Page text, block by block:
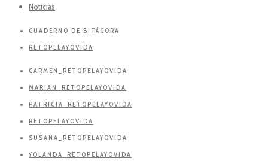
Noticias
CUADERNO DE BITÁCORA
RETOPELAYOVIDA
CARMEN_RETOPELAYOVIDA
MARIAN_RETOPELAYOVIDA
PATRICIA_RETOPELAYOVIDA
RETOPELAYOVIDA
SUSANA_RETOPELAYOVIDA
YOLANDA_RETOPELAYOVIDA